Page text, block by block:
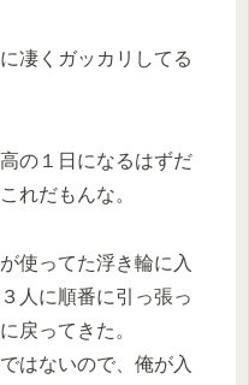
凄くガッカリしてる
の１日になるはずだ
れだもんな。
使ってた浮き輪に入
人に順番に引っ張っ
戻ってきた。
はないので、俺が入